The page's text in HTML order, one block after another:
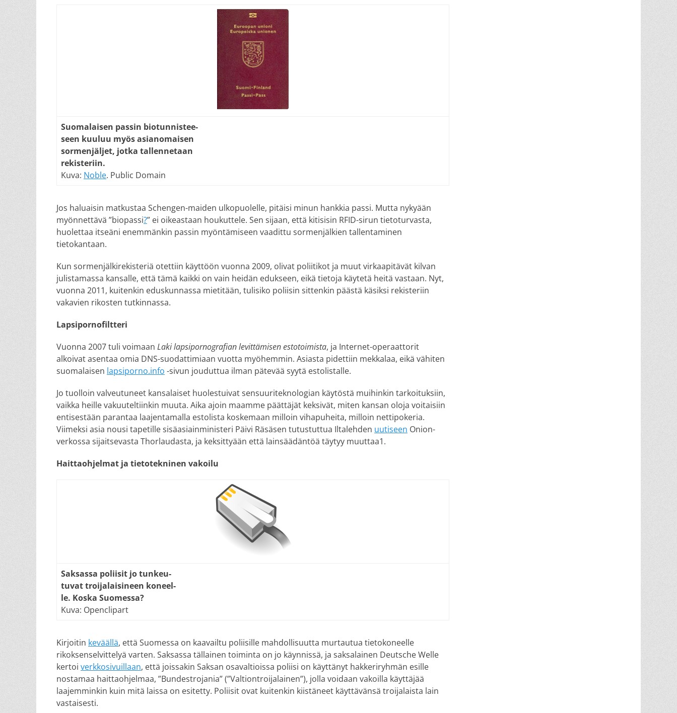
Suomalaisen passin biotunnistee-
seen kuuluu myös asianomaisen
sormenjäljet, jotka tallennetaan
rekisteriin.
Kuva: Noble. Public Domain
Jos haluaisin matkustaa Schengen-maiden ulkopuolelle, pitäisi minun hankkia passi. Mutta nykyään
myönnettävä ”biopassi?” ei oikeastaan houkuttele. Sen sijaan, että kitisisin RFID-sirun tietoturvasta,
huolettaa itseäni enemmänkin passin myöntämiseen vaadittu sormenjälkien tallentaminen
tietokantaan.
Kun sormenjälkirekisteriä otettiin käyttöön vuonna 2009, olivat poliitikot ja muut virkaapitävät kilvan
julistamassa kansalle, että tämä kaikki on vain heidän edukseen, eikä tietoja käytetä heitä vastaan. Nyt,
vuonna 2011, kuitenkin eduskunnassa mietitään, tulisiko poliisin sittenkin päästä käsiksi rekisteriin
vakavien rikosten tutkinnassa.
Lapsipornofiltteri
Vuonna 2007 tuli voimaan Laki lapsipornografian levittämisen estotoimista, ja Internet-operaattorit
alkoivat asentaa omia DNS-suodattimiaan vuotta myöhemmin. Asiasta pidettiin mekkalaa, eikä vähiten
suomalaisen lapsiporno.info -sivun jouduttua ilman pätevää syytä estolistalle.
Jo tuolloin valveutuneet kansalaiset huolestuivat sensuuriteknologian käytöstä muihinkin tarkoituksiin,
vaikka heille vakuuteltiinkin muuta. Aika ajoin maamme päättäjät keksivät, miten kansan oloja voitaisiin
entisestään parantaa laajentamalla estolista koskemaan milloin vihapuheita, milloin nettipokeria.
Viimeksi asia nousi tapetille sisäasiainministeri Päivi Räsäsen tutustuttua Iltalehden uutiseen Onion-
verkossa sijaitsevasta Thorlaudasta, ja keksittyään että lainsäädäntöä täytyy muuttaa1.
Haittaohjelmat ja tietotekninen vakoilu
Saksassa poliisit jo tunkeu-
tuvat troijalaisineen koneel-
le. Koska Suomessa?
Kuva: Openclipart
Kirjoitin keväällä, että Suomessa on kaavailtu poliisille mahdollisuutta murtautua tietokoneelle
rikoksenselvittelyä varten. Saksassa tällainen toiminta on jo käynnissä, ja saksalainen Deutsche Welle
kertoi verkkosivuillaan, että joissakin Saksan osavaltioissa poliisi on käyttänyt hakkeriryhmän esille
nostamaa haittaohjelmaa, ”Bundestrojania” (”Valtiontroijalainen”), jolla voidaan vakoilla käyttäjää
laajemminkin kuin mitä laissa on esitetty. Poliisit ovat kuitenkin kiistäneet käyttävänsä troijalaista lain
vastaisesti.